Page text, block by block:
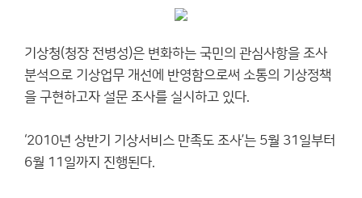
기상청(청장 전병성)은 변화하는 국민의 관심사항을 조사
분석으로 기상업무 개선에 반영함으로써 소통의 기상정책
을 구현하고자 설문 조사를 실시하고 있다.
‘2010년 상반기 기상서비스 만족도 조사’는 5월 31일부터
6월 11일까지 진행된다.